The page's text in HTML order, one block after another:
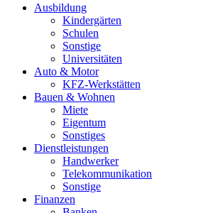
Ausbildung
Kindergärten
Schulen
Sonstige
Universitäten
Auto & Motor
KFZ-Werkstätten
Bauen & Wohnen
Miete
Eigentum
Sonstiges
Dienstleistungen
Handwerker
Telekommunikation
Sonstige
Finanzen